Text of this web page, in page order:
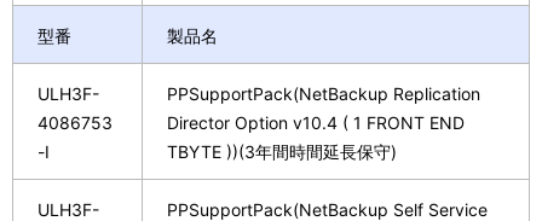
型番 製品名
ULH3F-
4086753
-I
PPSupportPack(NetBackup Replication
Director Option v10.4 ( 1 FRONT END
TBYTE ))(3年間時間延長保守)
ULH3F-
PPSupportPack(NetBackup Self Service